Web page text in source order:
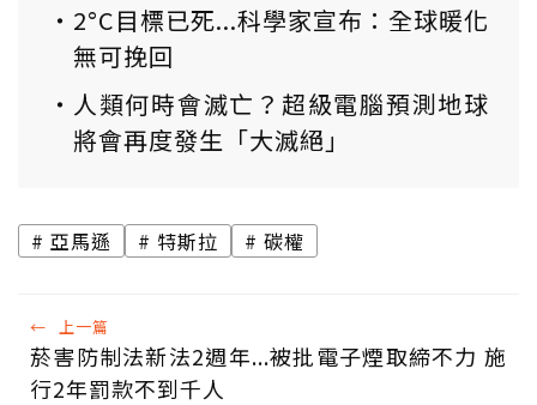
2°C目標已死...科學家宣布：全球暖化
無可挽回
人類何時會滅亡？超級電腦預測地球
將會再度發生「大滅絕」
亞馬遜 特斯拉 碳權
← 上一篇
菸害防制法新法2週年...被批電子煙取締不力 施
行2年罰款不到千人